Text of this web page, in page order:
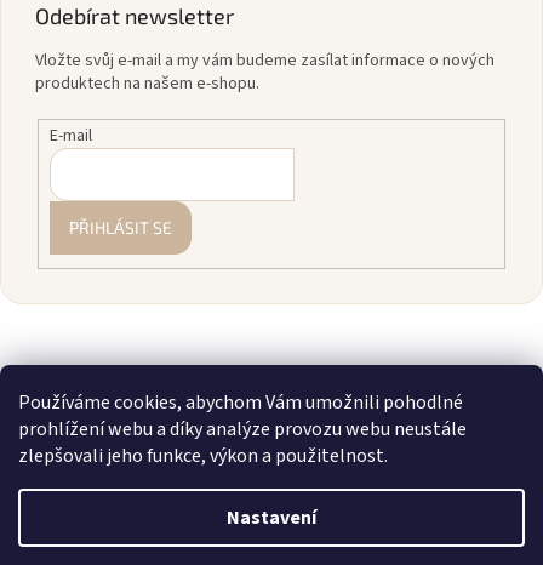
Používáme cookies, abychom Vám umožnili pohodlné
prohlížení webu a díky analýze provozu webu neustále
zlepšovali jeho funkce, výkon a použitelnost.
Nastavení
Odebírat newsletter
Vložte svůj e-mail a my vám budeme zasílat informace o nových
produktech na našem e-shopu.
E-mail
PŘIHLÁSIT SE
Vytvořil Shoptet